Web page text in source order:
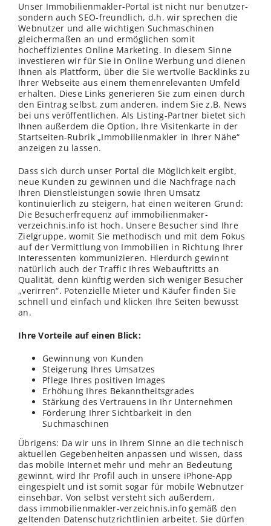
Unser Immobilienmakler-Portal ist nicht nur benutzer-
sondern auch SEO-freundlich, d.h. wir sprechen die
Webnutzer und alle wichtigen Suchmaschinen
gleichermaßen an und ermöglichen somit
hocheffizientes Online Marketing. In diesem Sinne
investieren wir für Sie in Online Werbung und dienen
Ihnen als Plattform, über die Sie wertvolle Backlinks zu
Ihrer Webseite aus einem themenrelevanten Umfeld
erhalten. Diese Links generieren Sie zum einen durch
den Eintrag selbst, zum anderen, indem Sie z.B. News
bei uns veröffentlichen. Als Listing-Partner bietet sich
Ihnen außerdem die Option, Ihre Visitenkarte in der
Startseiten-Rubrik „Immobilienmakler in Ihrer Nähe“
anzeigen zu lassen.
Dass sich durch unser Portal die Möglichkeit ergibt,
neue Kunden zu gewinnen und die Nachfrage nach
Ihren Dienstleistungen sowie Ihren Umsatz
kontinuierlich zu steigern, hat einen weiteren Grund:
Die Besucherfrequenz auf immobilienmaker-
verzeichnis.info ist hoch. Unsere Besucher sind Ihre
Zielgruppe, womit Sie methodisch und mit dem Fokus
auf der Vermittlung von Immobilien in Richtung Ihrer
Interessenten kommunizieren. Hierdurch gewinnt
natürlich auch der Traffic Ihres Webauftritts an
Qualität, denn künftig werden sich weniger Besucher
„verirren“. Potenzielle Mieter und Käufer finden Sie
schnell und einfach und klicken Ihre Seiten bewusst
an.
Ihre Vorteile auf einen Blick:
Gewinnung von Kunden
Steigerung Ihres Umsatzes
Pflege Ihres positiven Images
Erhöhung Ihres Bekanntheitsgrades
Stärkung des Vertrauens in Ihr Unternehmen
Förderung Ihrer Sichtbarkeit in den
Suchmaschinen
Übrigens: Da wir uns in Ihrem Sinne an die technisch
aktuellen Gegebenheiten anpassen und wissen, dass
das mobile Internet mehr und mehr an Bedeutung
gewinnt, wird Ihr Profil auch in unsere iPhone-App
eingespielt und ist somit sogar für mobile Webnutzer
einsehbar. Von selbst versteht sich außerdem,
dass immobilienmakler-verzeichnis.info gemäß den
geltenden Datenschutzrichtlinien arbeitet. Sie dürfen